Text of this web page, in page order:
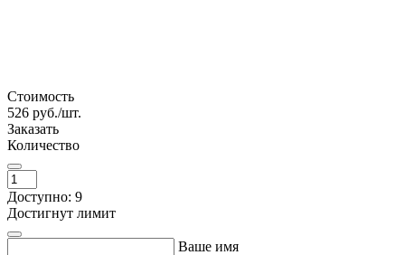
Стоимость
526 руб./шт.
Заказать
Количество
Доступно: 9
Достигнут лимит
Ваше имя